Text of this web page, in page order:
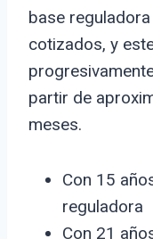
base
cotizados, y
partir de
meses.
Con 15
reguladora
Con 21